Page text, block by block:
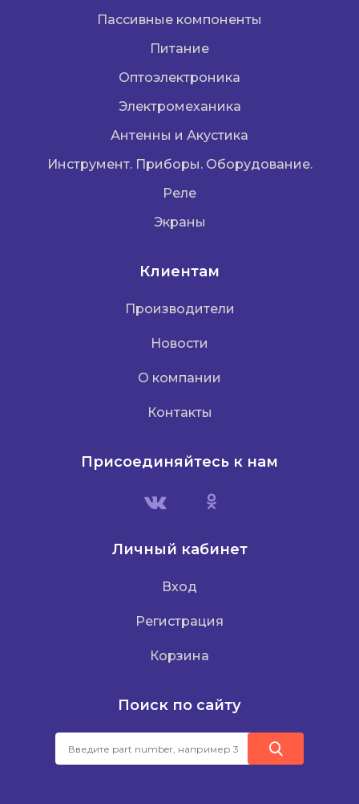
Пассивные компоненты
Питание
Оптоэлектроника
Электромеханика
Антенны и Акустика
Инструмент. Приборы. Оборудование.
Реле
Экраны
Клиентам
Производители
Новости
О компании
Контакты
Присоединяйтесь к нам
Личный кабинет
Вход
Регистрация
Корзина
Поиск по сайту